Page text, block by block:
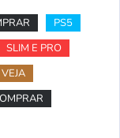
PS5
SLIM E PRO
VEJA